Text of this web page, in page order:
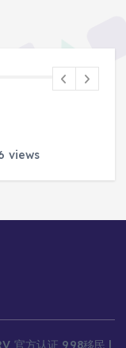
views
官方认证 998移民 |